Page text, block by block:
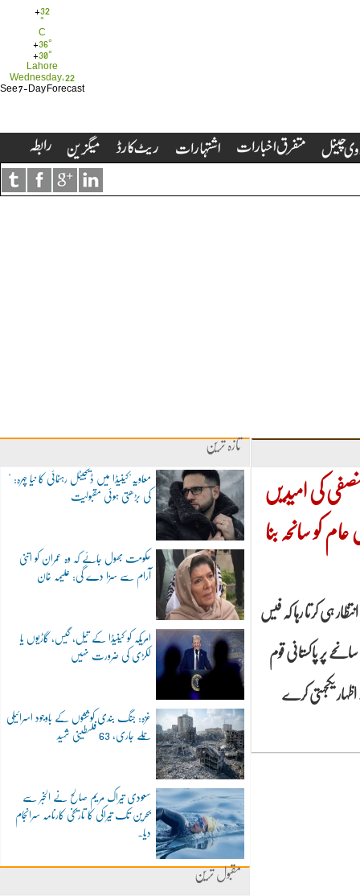
+32
°
C
+36°
+30°
Lahore
Wednesday, 22
See 7-Day Forecast
تازہ ترین
"معاویہ"کینیڈا میں ڈیجیٹل رہنمائی کا نیا چہرہ:
کی بڑھتی ہوئی مقبولیت
حکومت بھول جائے کہ وہ عمران کو اتنی
آرام سے سزا دے گی: علیمہ خان
امریکہ کو کینیڈا کے تیل، گیس، گاڑیوں یا
لکڑی کی ضرورت نہیں
غزہ: جنگ بندی کوششوں کے باوجود اسرائیلی
حملے جاری، 63 فلسطینی شہید
سعودی تیراک مریم صالح نے الخبر سے
بحرین تک تیراکی کا تاریخی کارنامہ سرانجام
دیا۔
مقبول ترین
کی امیدیں
کو سانحہ بنا
ہی کرتا رہا کہ فیس
پر پاکستانی قوم